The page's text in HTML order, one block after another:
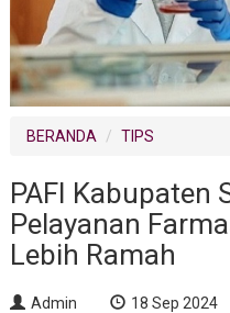
BERANDA TIPS
PAFI Kabupaten
Pelayanan
Lebih Ramah
Admin 18 Sep 2024